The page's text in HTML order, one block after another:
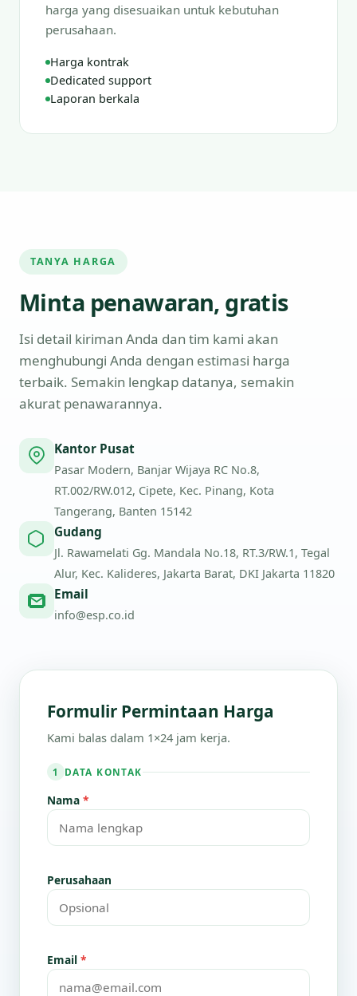
harga yang disesuaikan untuk kebutuhan
perusahaan.
Harga kontrak
Dedicated support
Laporan berkala
TANYA HARGA
Minta penawaran, gratis
Isi detail kiriman Anda dan tim kami akan
menghubungi Anda dengan estimasi harga
terbaik. Semakin lengkap datanya, semakin
akurat penawarannya.
Kantor Pusat
Pasar Modern, Banjar Wijaya RC No.8,
RT.002/RW.012, Cipete, Kec. Pinang, Kota
Tangerang, Banten 15142
Gudang
Jl. Rawamelati Gg. Mandala No.18, RT.3/RW.1, Tegal
Alur, Kec. Kalideres, Jakarta Barat, DKI Jakarta 11820
Email
info@esp.co.id
Formulir Permintaan Harga
Kami balas dalam 1×24 jam kerja.
1 DATA KONTAK
Nama *
Perusahaan
Email *